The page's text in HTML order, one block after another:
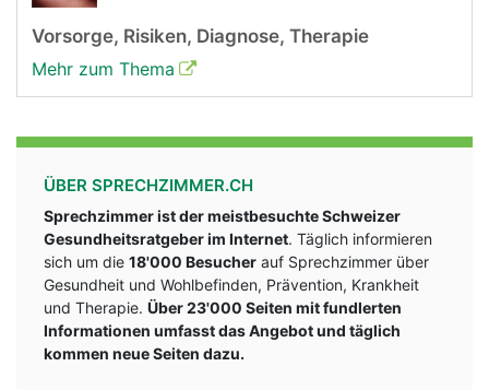
Vorsorge, Risiken, Diagnose, Therapie
Mehr zum Thema
ÜBER SPRECHZIMMER.CH
Sprechzimmer ist der meistbesuchte Schweizer
Gesundheitsratgeber im Internet. Täglich informieren
sich um die 18'000 Besucher auf Sprechzimmer über
Gesundheit und Wohlbefinden, Prävention, Krankheit
und Therapie. Über 23'000 Seiten mit fundlerten
Informationen umfasst das Angebot und täglich
kommen neue Seiten dazu.